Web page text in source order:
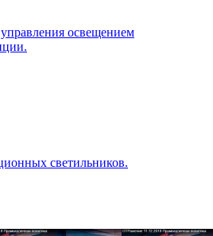
освещением
светильников.